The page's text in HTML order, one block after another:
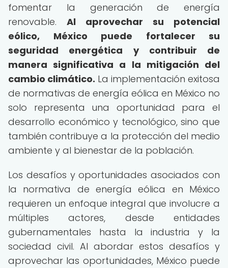
fomentar la generación de energía
renovable. Al aprovechar su potencial
eólico, México puede fortalecer su
seguridad energética y contribuir de
manera significativa a la mitigación del
cambio climático. La implementación exitosa
de normativas de energía eólica en México no
solo representa una oportunidad para el
desarrollo económico y tecnológico, sino que
también contribuye a la protección del medio
ambiente y al bienestar de la población.
Los desafíos y oportunidades asociados con
la normativa de energía eólica en México
requieren un enfoque integral que involucre a
múltiples actores, desde entidades
gubernamentales hasta la industria y la
sociedad civil. Al abordar estos desafíos y
aprovechar las oportunidades, México puede